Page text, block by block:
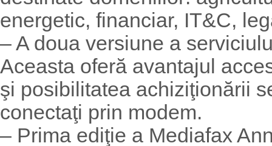
energetic, financiar, IT&C,
– A doua versiune a
Aceasta oferă avantajul
şi posibilitatea achiziţionării
conectaţi prin modem.
– Prima ediţie a Mediafax